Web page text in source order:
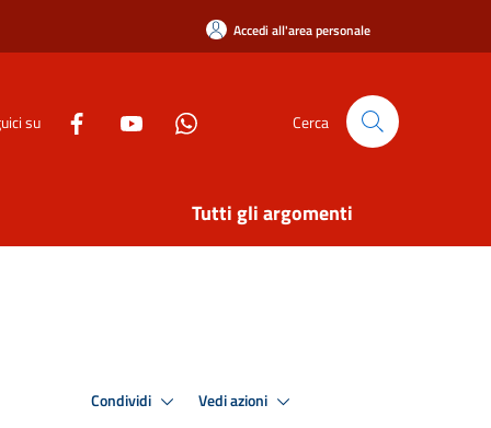
Accedi all'area personale
su Cerca
Tutti gli argomenti
Condividi Vedi azioni